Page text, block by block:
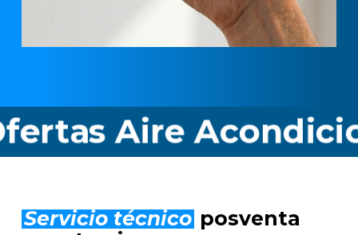
Aire
Servicio técnico posventa